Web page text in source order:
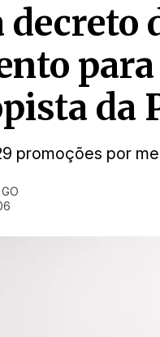
decreto
para
da
promoções por